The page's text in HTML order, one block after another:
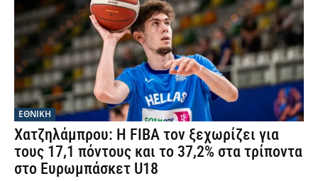
ΕΘΝΙΚΉ
Χατζηλάμπρου: Η FIBA τον ξεχωρίζει για
τους 17,1 πόντους και το 37,2% στα τρίποντα
στο Ευρωμπάσκετ U18